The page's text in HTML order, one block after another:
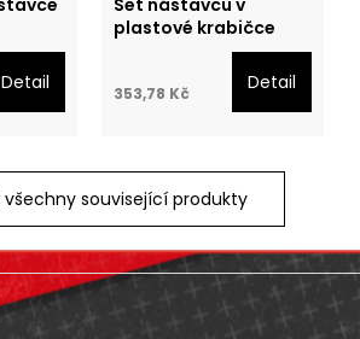
Detail
Set nástavců v
plastové krabičce
353,78 Kč Detail
všechny související produkty